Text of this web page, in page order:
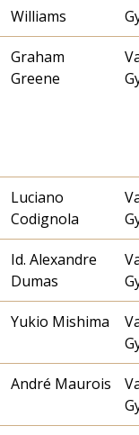
Williams
Graham
Greene
Luciano
Codignola
Id. Alexandre
Dumas
Yukio Mishima
André Maurois